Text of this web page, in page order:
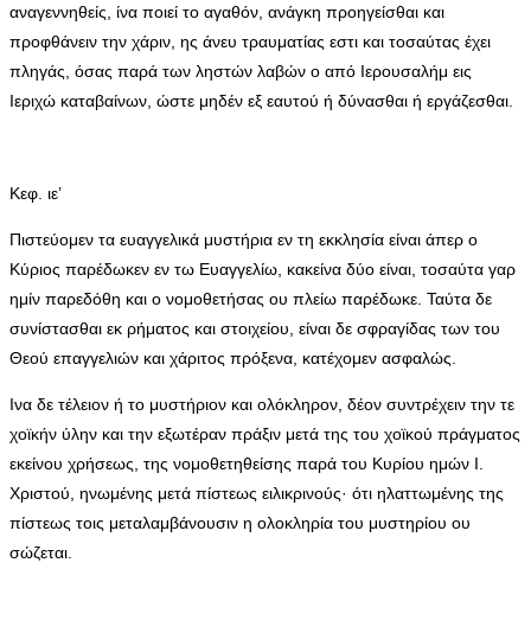
αναγεννηθείς, ίνα ποιεί το αγαθόν, ανάγκη προηγείσθαι και
προφθάνειν την χάριν, ης άνευ τραυματίας εστι και τοσαύτας έχει
πληγάς, όσας παρά των ληστών λαβών ο από Ιερουσαλήμ εις
Ιεριχώ καταβαίνων, ώστε μηδέν εξ εαυτού ή δύνασθαι ή εργάζεσθαι.
Κεφ. ιε’
Πιστεύομεν τα ευαγγελικά μυστήρια εν τη εκκλησία είναι άπερ ο
Κύριος παρέδωκεν εν τω Ευαγγελίω, κακείνα δύο είναι, τοσαύτα γαρ
ημίν παρεδόθη και ο νομοθετήσας ου πλείω παρέδωκε. Ταύτα δε
συνίστασθαι εκ ρήματος και στοιχείου, είναι δε σφραγίδας των του
Θεού επαγγελιών και χάριτος πρόξενα, κατέχομεν ασφαλώς.
Ινα δε τέλειον ή το μυστήριον και ολόκληρον, δέον συντρέχειν την τε
χοϊκήν ύλην και την εξωτέραν πράξιν μετά της του χοϊκού πράγματος
εκείνου χρήσεως, της νομοθετηθείσης παρά του Κυρίου ημών Ι.
Χριστού, ηνωμένης μετά πίστεως ειλικρινούς· ότι ηλαττωμένης της
πίστεως τοις μεταλαμβάνουσιν η ολοκληρία του μυστηρίου ου
σώζεται.